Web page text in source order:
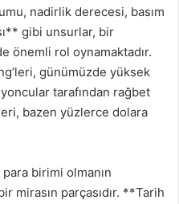
nadirlik derecesi, basım
gibi unsurlar, bir
önemli rol oynamaktadır.
günümüzde yüksek
tarafından rağbet
bazen yüzlerce dolara
birimi olmanın
mirasın parçasıdır. **Tarih